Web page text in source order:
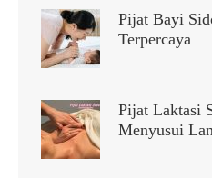
Pijat Bayi
Terpercaya
Pijat Laktasi
Menyusui